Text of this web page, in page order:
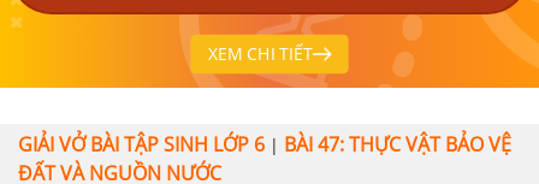
XEM CHI TIẾT
GIẢI VỞ BÀI TẬP SINH LỚP 6 | BÀI 47: THỰC VẬT BẢO VỆ
ĐẤT VÀ NGUỒN NƯỚC